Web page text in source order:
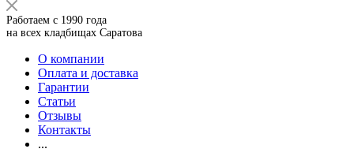
Работаем с 1990 года
на всех кладбищах Саратова
О компании
Оплата и доставка
Гарантии
Статьи
Отзывы
Контакты
...